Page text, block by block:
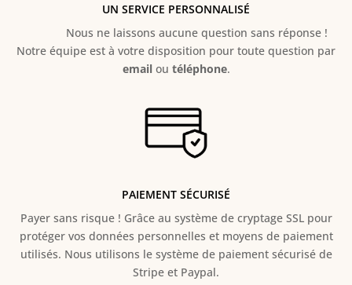
UN SERVICE PERSONNALISÉ
Nous ne laissons aucune question sans réponse !
Notre équipe est à votre disposition pour toute question par
emailou téléphone.
PAIEMENT SÉCURISÉ
Payer sans risque ! Grâce au système de cryptage SSL pour
protéger vos données personnelles et moyens de paiement
utilisés. Nous utilisons le système de paiement sécurisé de
Stripe et Paypal.